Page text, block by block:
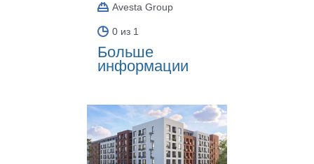
Avesta Group
0 из 1
Больше
информации